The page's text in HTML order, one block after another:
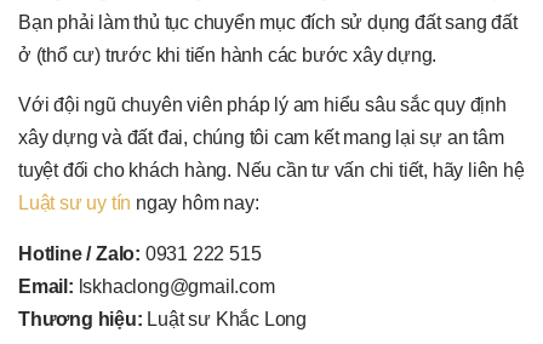
Bạn phải làm thủ tục chuyển mục đích sử dụng đất sang đất
ở (thổ cư) trước khi tiến hành các bước xây dựng.
Với đội ngũ chuyên viên pháp lý am hiểu sâu sắc quy định
xây dựng và đất đai, chúng tôi cam kết mang lại sự an tâm
tuyệt đối cho khách hàng. Nếu cần tư vấn chi tiết, hãy liên hệ
Luật sư uy tín ngay hôm nay:
Hotline / Zalo: 0931 222 515
Email: lskhaclong@gmail.com
Thương hiệu: Luật sư Khắc Long